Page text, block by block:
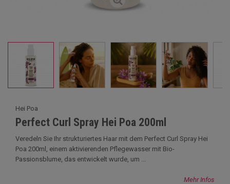
Hei Poa
Perfect Curl Spray Hei Poa 200ml
Veredeln Sie Ihr strukturiertes Haar mit dem Perfect Curl Spray Hei
Poa 200ml, einem aktivierenden Pflegewasser mit Bio-
Passionsblume, das entwickelt wurde, um ...
Mehr Infos